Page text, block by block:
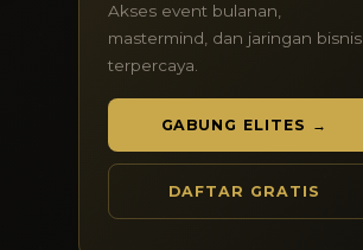
Akses event bulanan,
mastermind, dan jaringan bisnis
terpercaya.
GABUNG ELITES →
DAFTAR GRATIS